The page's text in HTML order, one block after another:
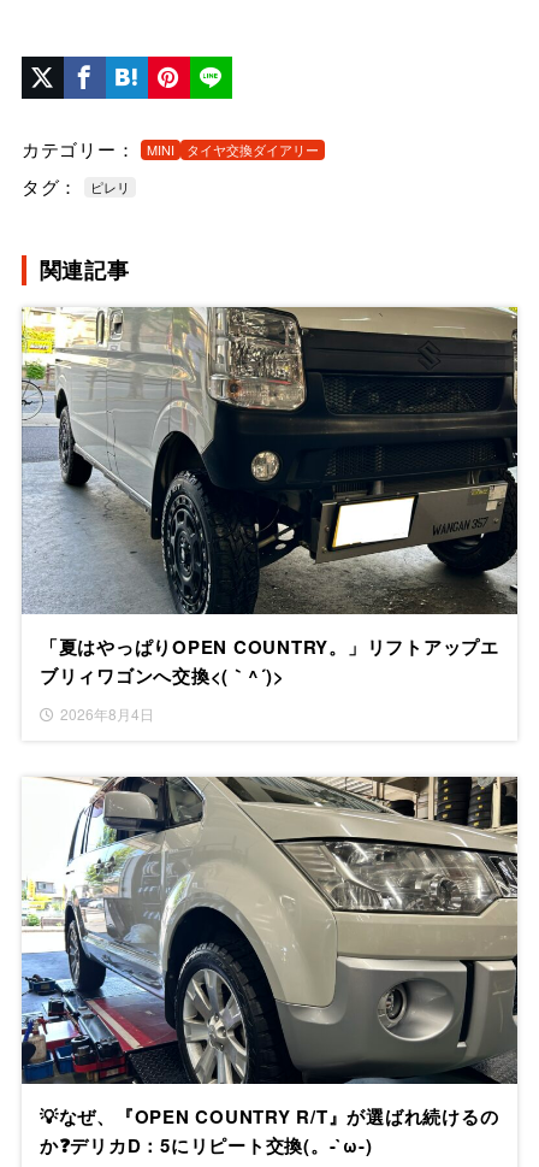
カテゴリー： MINI タイヤ交換ダイアリー
タグ： ピレリ
関連記事
「夏はやっぱりOPEN COUNTRY。」リフトアップエ
ブリィワゴンへ交換<(｀^´)>
2026年8月4日
💡なぜ、『OPEN COUNTRY R/T』が選ばれ続けるの
か❓デリカD：5にリピート交換(。-`ω-)